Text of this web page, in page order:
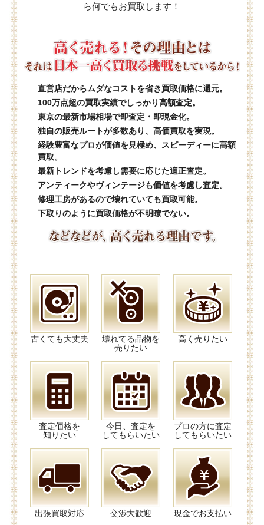
ら何でもお買取します！
直営店だからムダなコストを省き買取価格に還元。
100万点超の買取実績でしっかり高額査定。
東京の最新市場相場で即査定・即現金化。
独自の販売ルートが多数あり、高価買取を実現。
経験豊富なプロが価値を見極め、スピーディーに高額
買取。
最新トレンドを考慮し需要に応じた適正査定。
アンティークやヴィンテージも価値を考慮し査定。
修理工房があるので壊れていても買取可能。
下取りのように買取価格が不明瞭でない。
古くても大丈夫
壊れてる品物を
売りたい
高く売りたい
査定価格を
知りたい
今日、査定を
してもらいたい
プロの方に査定
してもらいたい
出張買取対応 交渉大歓迎 現金でお支払い